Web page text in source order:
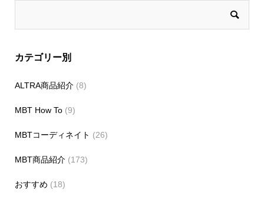
カテゴリー別
ALTRA商品紹介(8)
MBT How To(9)
MBTコーディネイト (26)
MBT商品紹介(173)
おすすめ (18)